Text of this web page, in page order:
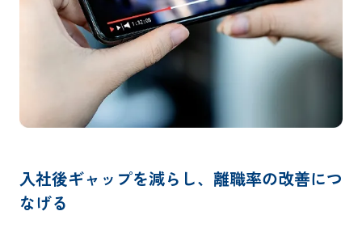
入社後ギャップを減らし、離職率の改善につ
なげる